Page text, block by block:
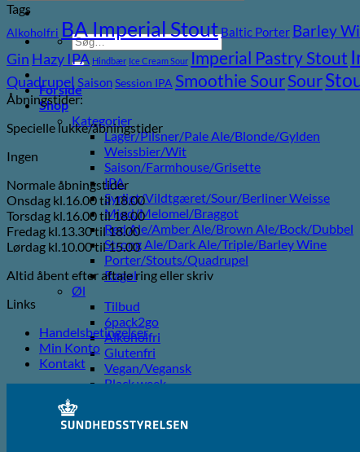
Søg
efter:
Forside
Shop
Kategorier
Lager/Pilsner/Pale Ale/Blonde/Gylden
Weissbier/Wit
Saison/Farmhouse/Grisette
IPA
Syrligt/Vildtgæret/Sour/Berliner Weisse
Mjød/Melomel/Braggot
Red Ale/Amber Ale/Brown Ale/Bock/Dubbel
Strong Ale/Dark Ale/Triple/Barley Wine
Porter/Stouts/Quadrupel
Røgøl
Øl
Tilbud
6pack2go
Alkoholfri
Glutenfri
Vegan/Vegansk
Black week
Andet
Tags
Alkoholfri BA Imperial StoutBaltic Porter Barley
Gin Hazy IPA Hindbær Ice Cream Sour Imperial Pastry Stout
Quadrupel SaisonSession IPA Smoothie SourSour
Åbningstider:
Specielle lukke/åbningstider
Ingen
Normale åbningstider
Onsdag kl.16.00 til 18.00
Torsdag kl.16.00 til 18.00
Fredag kl.13.30 til 18.00
Lørdag kl.10.00 til 15.00
Altid åbent efter aftale ring eller skriv
Links
Handelsbetingelser
Min Konto
Kontakt